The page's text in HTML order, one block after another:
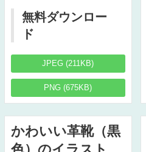
無料ダウンロー
ド
JPEG (211KB)
PNG (675KB)
かわいい革靴（黒